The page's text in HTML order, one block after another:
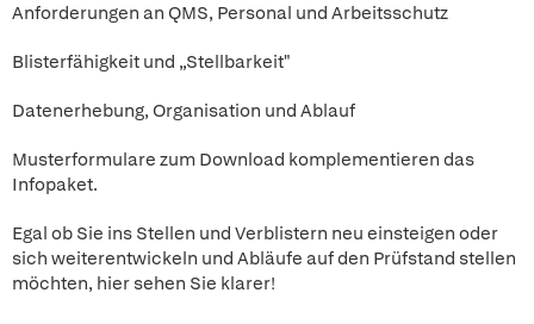
Anforderungen an QMS, Personal und Arbeitsschutz
Blisterfähigkeit und „Stellbarkeit"
Datenerhebung, Organisation und Ablauf
Musterformulare zum Download komplementieren das
Infopaket.
Egal ob Sie ins Stellen und Verblistern neu einsteigen oder
sich weiterentwickeln und Abläufe auf den Prüfstand stellen
möchten, hier sehen Sie klarer!